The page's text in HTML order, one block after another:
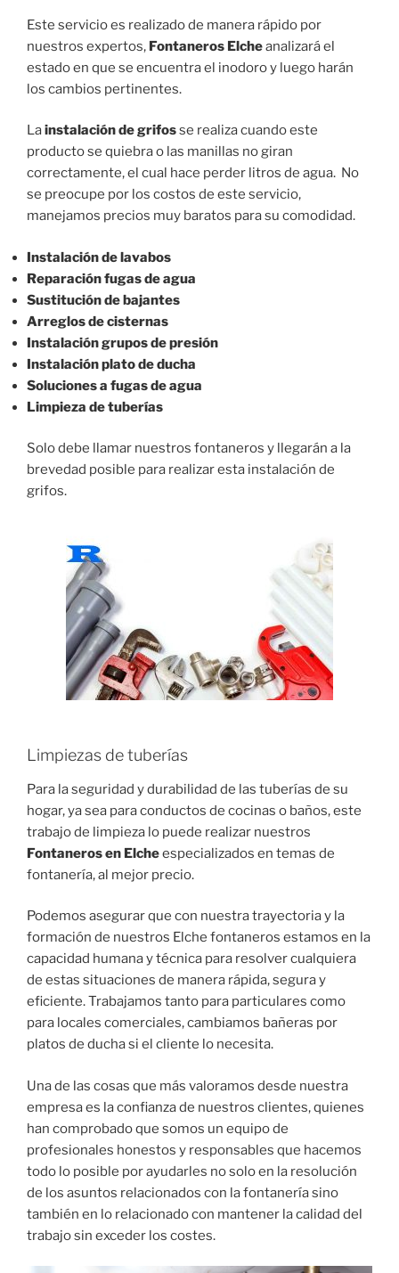
Este servicio es realizado de manera rápido por
nuestros expertos, Fontaneros Elcheanalizará el
estado en que se encuentra el inodoro y luego harán
los cambios pertinentes.
Lainstalación de grifosse realiza cuando este
producto se quiebra o las manillas no giran
correctamente, el cual hace perder litros de agua. No
se preocupe por los costos de este servicio,
manejamos precios muy baratos para su comodidad.
Instalación de lavabos
Reparación fugas de agua
Sustitución de bajantes
Arreglos de cisternas
Instalación grupos de presión
Instalación plato de ducha
Soluciones a fugas de agua
Limpieza de tuberías
Solo debe llamar nuestros fontaneros y llegarán a la
brevedad posible para realizar esta instalación de
grifos.
Limpiezas de tuberías
Para la seguridad y durabilidad de las tuberías de su
hogar, ya sea para conductos de cocinas o baños, este
trabajo de limpieza lo puede realizar nuestros
Fontaneros en Elcheespecializados en temas de
fontanería, al mejor precio.
Podemos asegurar que con nuestra trayectoria y la
formación de nuestros Elche fontaneros estamos en la
capacidad humana y técnica para resolver cualquiera
de estas situaciones de manera rápida, segura y
eficiente. Trabajamos tanto para particulares como
para locales comerciales, cambiamos bañeras por
platos de ducha si el cliente lo necesita.
Una de las cosas que más valoramos desde nuestra
empresa es la confianza de nuestros clientes, quienes
han comprobado que somos un equipo de
profesionales honestos y responsables que hacemos
todo lo posible por ayudarles no solo en la resolución
de los asuntos relacionados con la fontanería sino
también en lo relacionado con mantener la calidad del
trabajo sin exceder los costes.